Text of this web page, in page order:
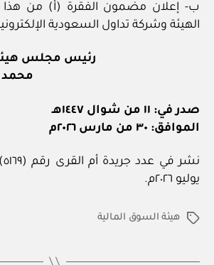
ب- إعلان مضمون الفقرة (أ) من هذا
الهيئة وشركة تداول السعودية
رئيس مجلس
محمد
صدر في: ١١ من شوال ١٤٤٧هـ
الموافق: ٣٠ من مارس ٢٠٢٦م
يوليو ٢٠٢٦م.
الوسومهيئة السوق المالية